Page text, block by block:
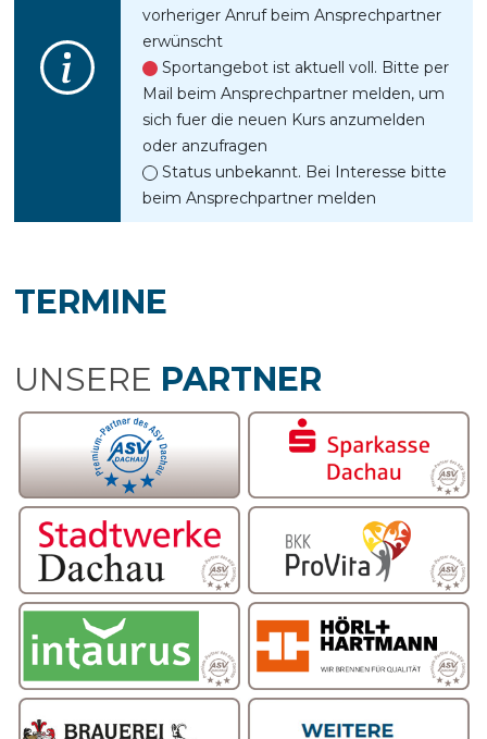
vorheriger Anruf beim Ansprechpartner
erwünscht
Sportangebot ist aktuell voll. Bitte per
Mail beim Ansprechpartner melden, um
sich fuer die neuen Kurs anzumelden
oder anzufragen
Status unbekannt. Bei Interesse bitte
beim Ansprechpartner melden
TERMINE
UNSERE PARTNER